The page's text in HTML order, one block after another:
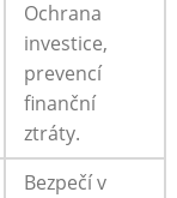
Ochrana
investice,
prevencí
finanční
ztráty.
Bezpečí v